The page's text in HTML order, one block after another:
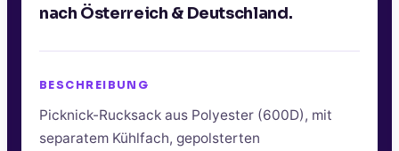
nach Österreich & Deutschland.
BESCHREIBUNG
Picknick-Rucksack aus Polyester (600D), mit
separatem Kühlfach, gepolsterten